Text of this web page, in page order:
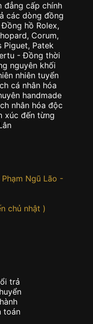
đẳng cấp chính
các dòng đồng
hồ Rolex,
Corum,
Piguet, Patek
- Đồng thời
nguyên khối
nhiên tuyển
cá nhân hóa
handmade
nhân hóa độc
xúc đến từng
Ngũ Lão -
chủ nhật )
trả
toán